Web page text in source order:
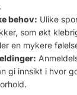
behov: Ulike
som økt
en mykere
gi innsikt i hvor